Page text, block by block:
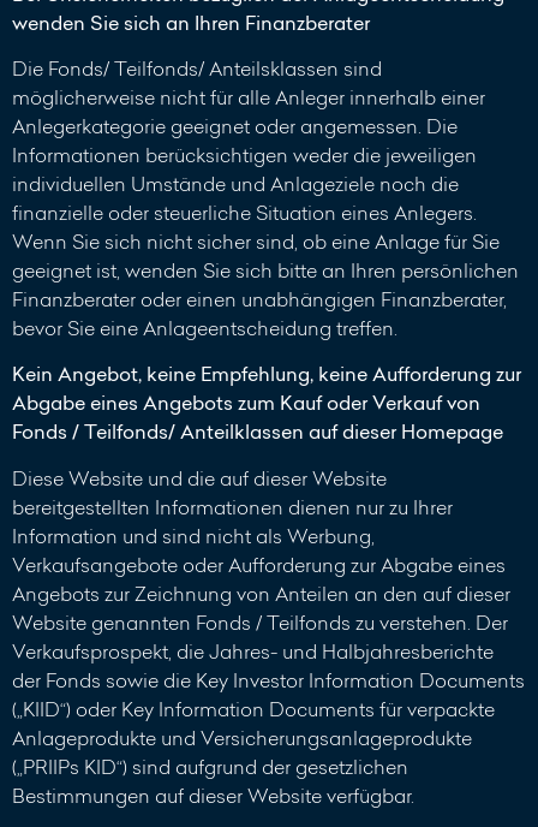
wenden Sie sich an Ihren Finanzberater
Die Fonds/ Teilfonds/ Anteilsklassen sind
möglicherweise nicht für alle Anleger innerhalb einer
Anlegerkategorie geeignet oder angemessen. Die
Informationen berücksichtigen weder die jeweiligen
individuellen Umstände und Anlageziele noch die
finanzielle oder steuerliche Situation eines Anlegers.
Wenn Sie sich nicht sicher sind, ob eine Anlage für Sie
geeignet ist, wenden Sie sich bitte an Ihren persönlichen
Finanzberater oder einen unabhängigen Finanzberater,
bevor Sie eine Anlageentscheidung treffen.
Kein Angebot, keine Empfehlung, keine Aufforderung zur
Abgabe eines Angebots zum Kauf oder Verkauf von
Fonds / Teilfonds/ Anteilklassen auf dieser Homepage
Diese Website und die auf dieser Website
bereitgestellten Informationen dienen nur zu Ihrer
Information und sind nicht als Werbung,
Verkaufsangebote oder Aufforderung zur Abgabe eines
Angebots zur Zeichnung von Anteilen an den auf dieser
Website genannten Fonds / Teilfonds zu verstehen. Der
Verkaufsprospekt, die Jahres- und Halbjahresberichte
der Fonds sowie die Key Investor Information Documents
(„KIID“) oder Key Information Documents für verpackte
Anlageprodukte und Versicherungsanlageprodukte
(„PRIIPs KID“) sind aufgrund der gesetzlichen
Bestimmungen auf dieser Website verfügbar.